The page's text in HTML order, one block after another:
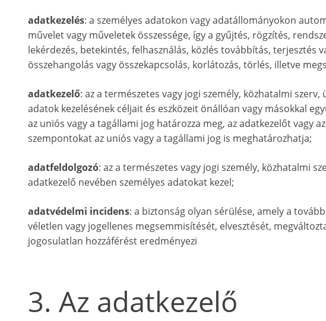
adatkezelés: a személyes adatokon vagy adatállományokon
művelet vagy műveletek összessége, így a gyűjtés, rögzítés,
lekérdezés, betekintés, felhasználás, közlés továbbítás,
összehangolás vagy összekapcsolás, korlátozás, törlés, illetve
adatkezelő: az a természetes vagy jogi személy, közhatalmi
adatok kezelésének céljait és eszközeit önállóan vagy másokkal
az uniós vagy a tagállami jog határozza meg, az adatkezelőt vagy
szempontokat az uniós vagy a tagállami jog is meghatározhatja;
adatfeldolgozó: az a természetes vagy jogi személy, közhatalmi
adatkezelő nevében személyes adatokat kezel;
adatvédelmi incidens: a biztonság olyan sérülése, amely a
véletlen vagy jogellenes megsemmisítését, elvesztését,
jogosulatlan hozzáférést eredményezi
3. Az adatkezelő